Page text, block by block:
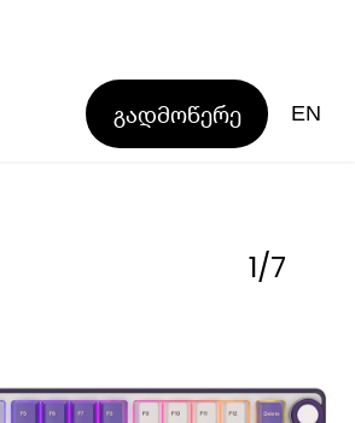
გადმოწერე EN
1/7